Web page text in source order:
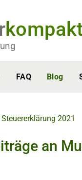
FAQ Blog
Steuererklärung 2021
an